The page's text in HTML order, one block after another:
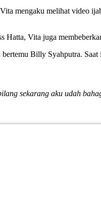
mengaku melihat video
Hatta, Vita juga
Billy Syahputra.
sekarang aku udah